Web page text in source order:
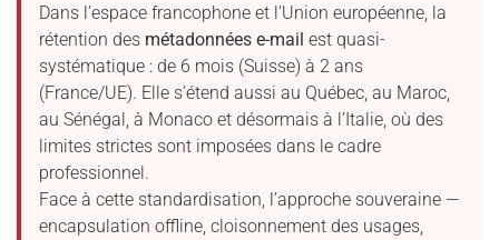
Dans l’espace francophone et l’Union européenne, la
rétention des métadonnées e-mail est quasi-
systématique : de 6 mois (Suisse) à 2 ans
(France/UE). Elle s’étend aussi au Québec, au Maroc,
au Sénégal, à Monaco et désormais à l’Italie, où des
limites strictes sont imposées dans le cadre
professionnel.
Face à cette standardisation, l’approche souveraine —
encapsulation offline, cloisonnement des usages,